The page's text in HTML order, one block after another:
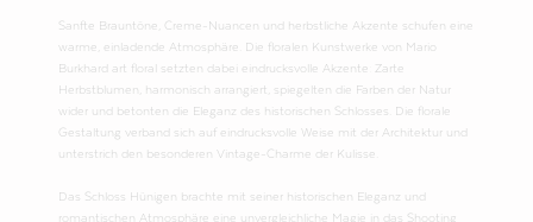
Sanfte Brauntöne, Creme-Nuancen und herbstliche Akzente schufen eine
warme, einladende Atmosphäre. Die floralen Kunstwerke von Mario
Burkhard art floral setzten dabei eindrucksvolle Akzente: Zarte
Herbstblumen, harmonisch arrangiert, spiegelten die Farben der Natur
wider und betonten die Eleganz des historischen Schlosses. Die florale
Gestaltung verband sich auf eindrucksvolle Weise mit der Architektur und
unterstrich den besonderen Vintage-Charme der Kulisse.
Das Schloss Hünigen brachte mit seiner historischen Eleganz und
romantischen Atmosphäre eine unvergleichliche Magie in das Shooting